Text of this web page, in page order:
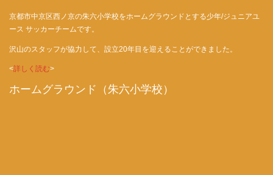
京都市中京区西ノ京の朱六小学校をホームグラウンドとする少年/ジュニアユ
ース サッカーチームです。
沢山のスタッフが協力して、設立20年目を迎えることができました。
<詳しく読む>
ホームグラウンド（朱六小学校）